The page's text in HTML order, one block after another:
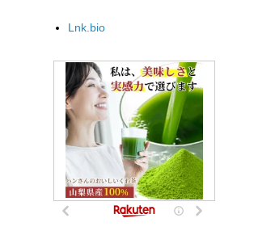
Lnk.bio